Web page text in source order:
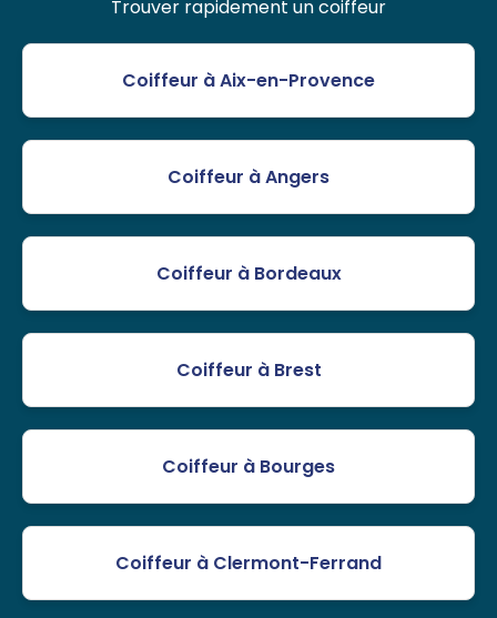
Trouver rapidement un coiffeur
Coiffeur à Aix-en-Provence
Coiffeur à Angers
Coiffeur à Bordeaux
Coiffeur à Brest
Coiffeur à Bourges
Coiffeur à Clermont-Ferrand